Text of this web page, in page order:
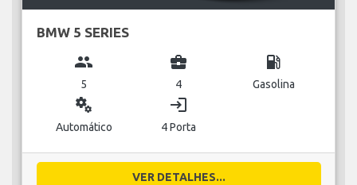
BMW 5 SERIES
group
5
business_center
4
local_gas_station
Gasolina
miscellaneous_services
Automático
login
4 Porta
VER DETALHES...